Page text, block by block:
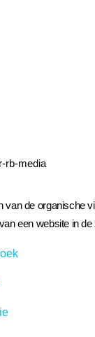
van de organische
een website in